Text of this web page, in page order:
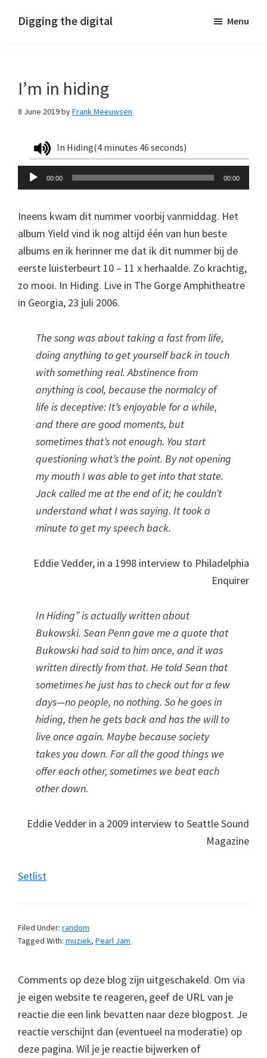
Digging the digital Menu
I’m in hiding
8 June 2019byFrank Meeuwsen
In Hiding(4 minutes 46 seconds)
Audio
Player
00:00 00:00
Ineens kwam dit nummer voorbij vanmiddag. Het
album Yield vind ik nog altijd één van hun beste
albums en ik herinner me dat ik dit nummer bij de
eerste luisterbeurt 10 – 11 x herhaalde. Zo krachtig,
zo mooi. In Hiding. Live in The Gorge Amphitheatre
in Georgia, 23 juli 2006.
The song was about taking a fast from life,
doing anything to get yourself back in touch
with something real. Abstinence from
anything is cool, because the normalcy of
life is deceptive: It’s enjoyable for a while,
and there are good moments, but
sometimes that’s not enough. You start
questioning what’s the point. By not opening
my mouth I was able to get into that state.
Jack called me at the end of it; he couldn’t
understand what I was saying. It took a
minute to get my speech back.
Eddie Vedder, in a 1998 interview to Philadelphia
Enquirer
In Hiding” is actually written about
Bukowski. Sean Penn gave me a quote that
Bukowski had said to him once, and it was
written directly from that. He told Sean that
sometimes he just has to check out for a few
days—no people, no nothing. So he goes in
hiding, then he gets back and has the will to
live once again. Maybe because society
takes you down. For all the good things we
offer each other, sometimes we beat each
other down.
Eddie Vedder in a 2009 interview to Seattle Sound
Magazine
Setlist
Filed Under: random
Tagged With: muziek, Pearl Jam
Comments op deze blog zijn uitgeschakeld. Om via
je eigen website te reageren, geef de URL van je
reactie die een link bevatten naar deze blogpost. Je
reactie verschijnt dan (eventueel na moderatie) op
deze pagina. Wil je je reactie bijwerken of